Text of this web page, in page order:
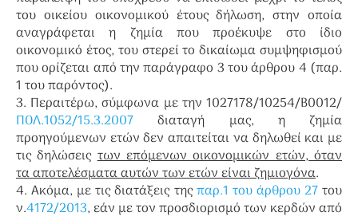
του οικείου οικονομικού έτους δήλωση, στην οποία
αναγράφεται η ζημία που προέκυψε στο ίδιο
οικονομικό έτος, του στερεί το δικαίωμα συμψηφισμού
που ορίζεται από την παράγραφο 3 του άρθρου 4 (παρ.
1 του παρόντος).
3. Περαιτέρω, σύμφωνα με την 1027178/10254/Β0012/
ΠΟΛ.1052/15.3.2007 διαταγή μας, η ζημία
προηγούμενων ετών δεν απαιτείται να δηλωθεί και με
τις δηλώσειςτων επόμενων οικονομικών ετών, όταν
τα αποτελέσματα αυτών των ετών είναι ζημιογόνα.
4. Ακόμα, με τις διατάξεις τηςπαρ.1 του άρθρου 27του
ν.4172/2013, εάν με τον προσδιορισμό των κερδών από